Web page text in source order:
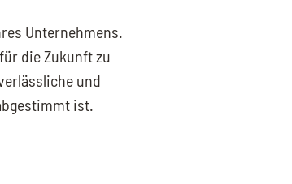
Unternehmens.
die Zukunft zu
und
ist.